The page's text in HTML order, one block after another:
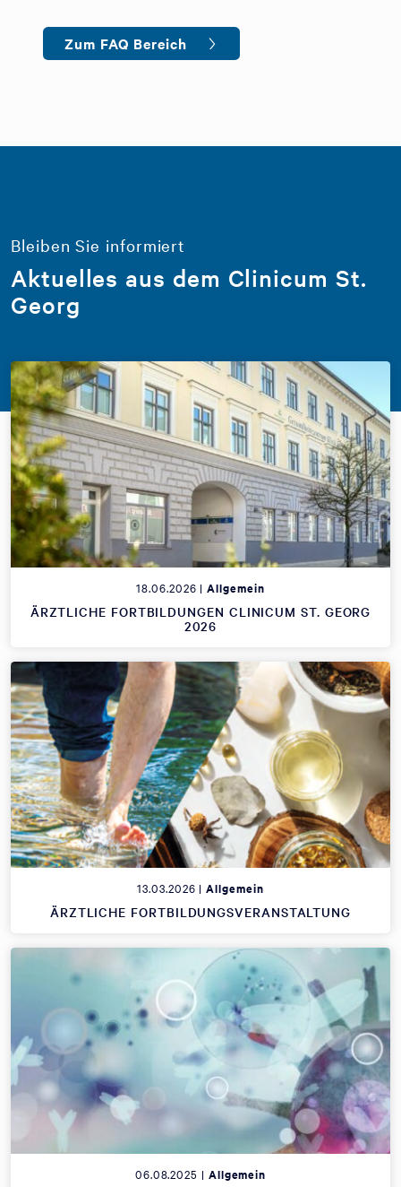
Zum FAQ Bereich
Bleiben Sie informiert
Aktuelles aus dem Clinicum St.
Georg
18.06.2026 |Allgemein
ÄRZTLICHE FORTBILDUNGEN CLINICUM ST. GEORG
2026
13.03.2026 |Allgemein
ÄRZTLICHE FORTBILDUNGSVERANSTALTUNG
06.08.2025 | Allgemein